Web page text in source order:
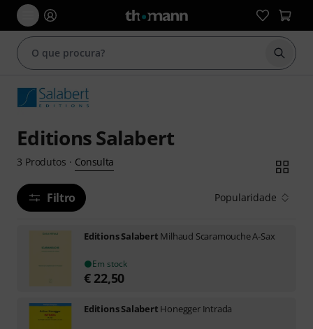
Iniciar
Editions Salabert
3 Produtos · Consulta
Filtro Popularidade
Editions Salabert Milhaud Scaramouche A-Sax
Em stock
€ 22,50
Editions Salabert Honegger Intrada